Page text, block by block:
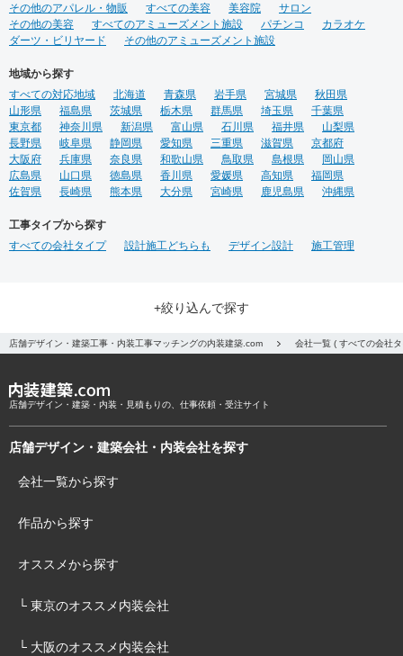
その他のアパレル・物販
すべての美容 美容院
サロン
その他の美容
すべてのアミューズメント施設 パチンコ
カラオケ
ダーツ・ビリヤード
その他のアミューズメント施設
地域から探す
すべての対応地域
北海道 青森県 岩手県 宮城県
秋田県
山形県
福島県 茨城県 栃木県 群馬県 埼玉県
千葉県
東京都
神奈川県 新潟県 富山県 石川県 福井県
山梨県
長野県
岐阜県 静岡県 愛知県 三重県 滋賀県
京都府
大阪府
兵庫県 奈良県 和歌山県 鳥取県 島根県
岡山県
広島県
山口県 徳島県 香川県 愛媛県 高知県
福岡県
佐賀県
長崎県 熊本県 大分県 宮崎県 鹿児島県 沖縄県
工事タイプから探す
すべての会社タイプ
設計施工どちらも デザイン設計 施工管理
+絞り込んで探す
店舗デザイン・建築工事・内装工事マッチングの内装建築.com 会社一覧 ( すべての会社
店舗デザイン・建築・内装・見積もりの、仕事依頼・受注サイト
店舗デザイン・建築会社・内装会社を探す
会社一覧から探す
作品から探す
オススメから探す
└ 東京のオススメ内装会社
└ 大阪のオススメ内装会社